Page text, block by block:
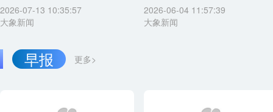
2026-07-13 10:35:57
大象新闻
2026-06-04 11:57:39
大象新闻
更多>
早报